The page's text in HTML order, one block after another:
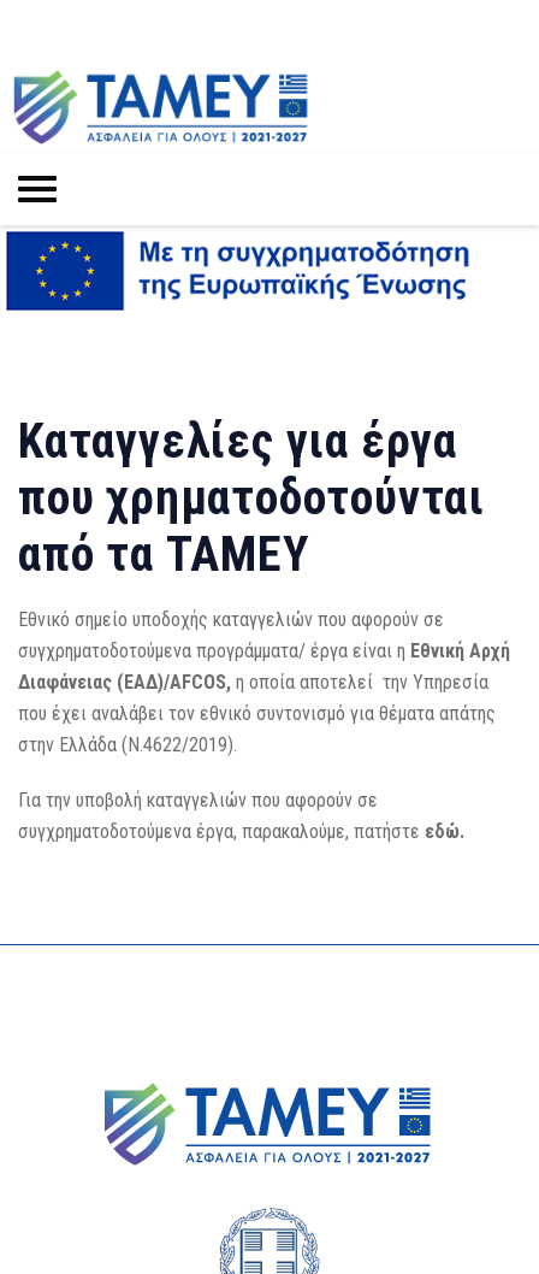
Καταγγελίες για έργα
που χρηματοδοτούνται
από τα ΤΑΜΕΥ
Εθνικό σημείο υποδοχής καταγγελιών που αφορούν σε
συγχρηματοδοτούμενα προγράμματα/ έργα είναι η Εθνική Αρχή
Διαφάνειας (ΕΑΔ)/AFCOS, η οποία αποτελεί την Υπηρεσία
που έχει αναλάβει τον εθνικό συντονισμό για θέματα απάτης
στην Ελλάδα (Ν.4622/2019).
Για την υποβολή καταγγελιών που αφορούν σε
συγχρηματοδοτούμενα έργα, παρακαλούμε, πατήστε εδώ.